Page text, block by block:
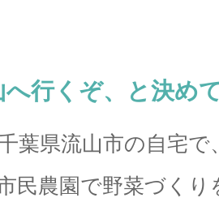
へ行くぞ、と決め
葉県流山市の自宅で
民農園で野菜づく